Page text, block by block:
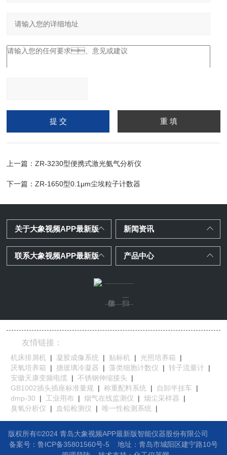
请输入计算结果（填写阿
拉伯数字），如：三加四
上一篇：ZR-3230型便携式激光氨气分析仪
下一篇：ZR-1650型0.1μm尘埃粒子计数器
关于大象视频APP最新版 新闻资讯
联系大象视频APP最新版 产品中心
友情链接：
机床排屑机 | 凝胶成像系统 | 贴标机 | 光照培养箱
|
厌氧培养箱
| 搪玻璃冷凝器 | 藻类细胞计数仪 | 转子流量计 |
安徽天康变频电缆
| 不锈钢伸缩接头
|
GB1002插头插座标准量规 | 称重配料系统 | 自卸半挂车
|
dmp-30
| 工业用布 | 烟气在线监测仪 | 烟尘采样器
|
臭氧分析仪
| 血铅检测仪 | 唯一性检测系统 |
版权所有©2024 青岛大象视频APP最新版智能仪器股份有限公司
备案号：鲁ICP备35801560号-5
地址： 青岛市城阳区建宁路10号